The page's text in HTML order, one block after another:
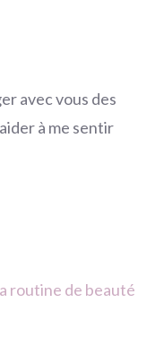
avec vous des
à me sentir
routine de beauté